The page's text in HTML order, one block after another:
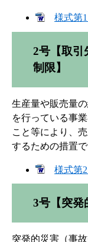
様式第
2号【取引
制限】
生産量や販売量
を行っている事
こと等により、
するための措置で
様式第
3号【突発
突発的災害（事